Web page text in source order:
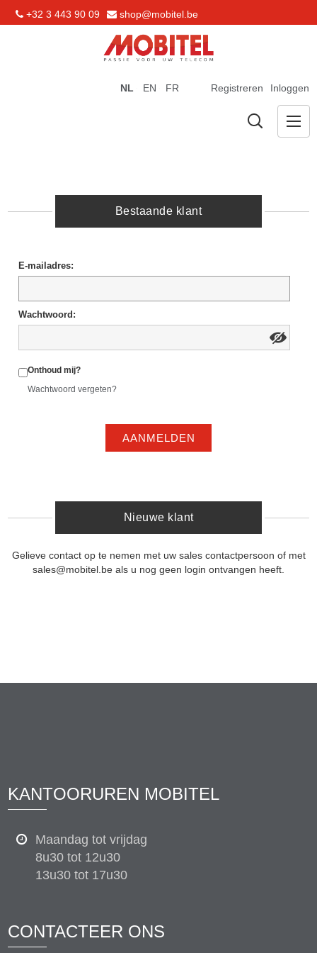
+32 3 443 90 09 shop@mobitel.be
Registreren Inloggen
NL EN FR
Bestaande klant
E-mailadres:
Wachtwoord:
Onthoud mij?
Wachtwoord vergeten?
AANMELDEN
Nieuwe klant
Gelieve contact op te nemen met uw sales contactpersoon of met
sales@mobitel.be als u nog geen login ontvangen heeft.
KANTOORUREN MOBITEL
Maandag tot vrijdag
8u30 tot 12u30
13u30 tot 17u30
CONTACTEER ONS